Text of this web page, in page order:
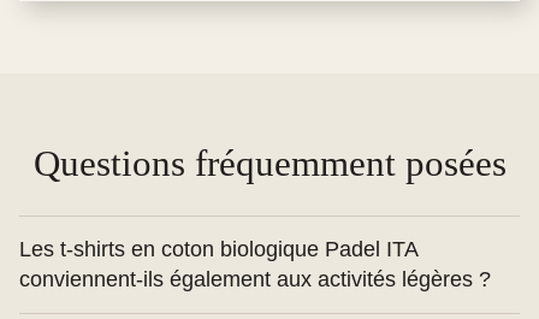
Questions fréquemment posées
Les t-shirts en coton biologique Padel ITA
conviennent-ils également aux activités légères ?